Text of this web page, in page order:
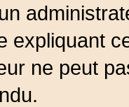
expliquant
ne peut